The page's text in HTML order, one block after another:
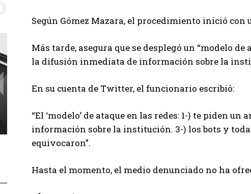
Según Gómez Mazara, el procedimiento inició
Más tarde, asegura que se desplegó un “modelo
la difusión inmediata de información sobre la
En su cuenta de Twitter, el funcionario escribió:
“El ‘modelo’ de ataque en las redes: 1-) te piden
información sobre la institución. 3-) los bots y
equivocaron”.
Hasta el momento, el medio denunciado no ha